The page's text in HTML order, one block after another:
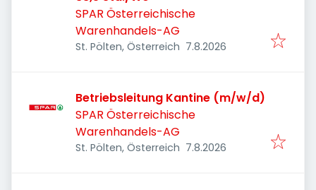
SPAR Österreichische
Warenhandels-AG
St. Pölten, Österreich Veröffentlicht
7.8.2026
Betriebsleitung Kantine (m/w/d)
SPAR Österreichische
Warenhandels-AG
St. Pölten, Österreich Veröffentlicht
7.8.2026